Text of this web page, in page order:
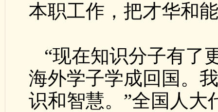
本职工作，把才华和
“现在知识分子有了
海外学子学成回国。
识和智慧。”全国人大